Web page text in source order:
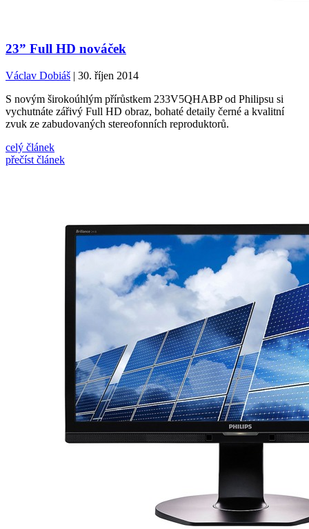
23” Full HD nováček
Václav Dobiáš | 30. říjen 2014
S novým širokoúhlým přírůstkem 233V5QHABP od Philipsu si
vychutnáte zářivý Full HD obraz, bohaté detaily černé a kvalitní
zvuk ze zabudovaných stereofonních reproduktorů.
celý článek
přečíst článek